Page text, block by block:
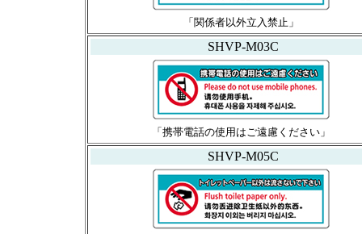
「関係者以外立入禁止」
SHVP-M03C
「携帯電話の使用はご遠慮ください」
SHVP-M05C